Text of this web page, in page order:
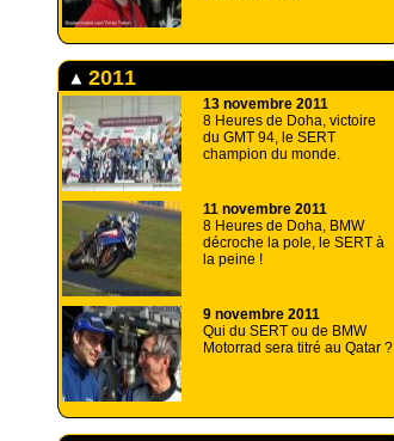
2011
13 novembre 2011
8 Heures de Doha, victoire
du GMT 94, le SERT
champion du monde.
11 novembre 2011
8 Heures de Doha, BMW
décroche la pole, le SERT à
la peine !
9 novembre 2011
Qui du SERT ou de BMW
Motorrad sera titré au Qatar ?